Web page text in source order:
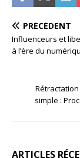
PRÉCÉDENT
Influenceurs et
à l’ère du
simple :
ARTICLES